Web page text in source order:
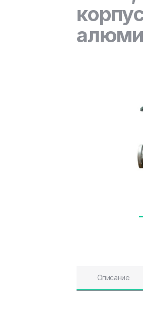
Описание